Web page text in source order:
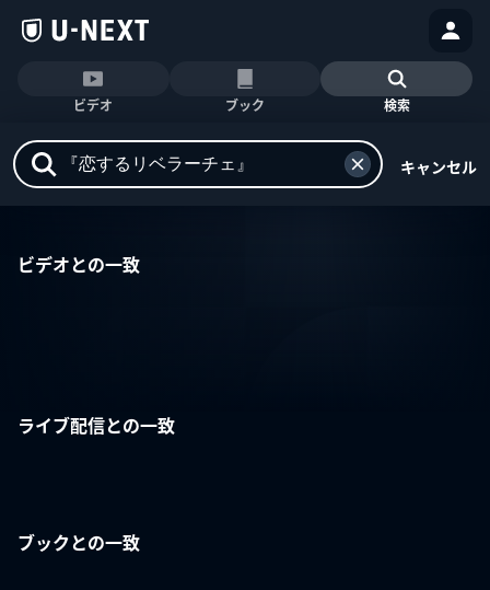
ビデオ ブック 検索
キャンセル
ビデオとの一致
ライブ配信との一致
ブックとの一致